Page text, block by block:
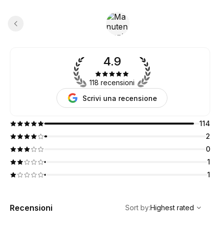
4.9
118 recensioni
Scrivi una recensione
114
2
0
1
1
Recensioni
Highest rated
Sort by:Highest rated